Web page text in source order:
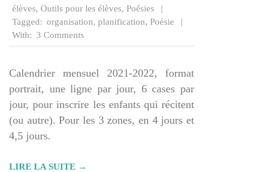
08-
21
élèves, Outils pour les élèves, Poésies
Tagged: organisation, planification, Poésie
With: 3 Comments
Calendrier mensuel 2021-2022, format
portrait, une ligne par jour, 6 cases par
jour, pour inscrire les enfants qui récitent
(ou autre). Pour les 3 zones, en 4 jours et
4,5 jours.
LIRE LA SUITE →